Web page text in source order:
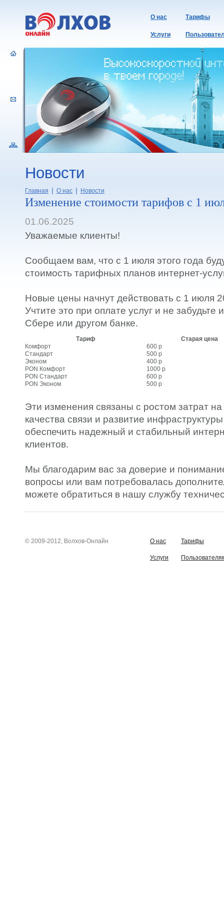
О нас Тарифы
Услуги
Новости
Главная | О нас | Новости
Изменение стоимости тарифов с 1
01.06.2025
Уважаемые клиенты!
Сообщаем вам, что с 1 июля этого года
стоимость тарифных планов интернет-
Новые цены начнут действовать с 1 июля
Учтите это при оплате услуг и не забудьте
Сбере или другом банке.
Тариф
Старая цена
Комфорт
600 р
Стандарт
500 р
Эконом
400 р
PON Комфорт
1000 р
PON Стандарт
600 р
PON Эконом
500 р
Эти изменения связаны с ростом затрат
качества связи и развитие
обеспечить надежный и стабильный
клиентов.
Мы благодарим вас за доверие и
вопросы или вам потребовалась
можете обратиться в нашу службу
© 2009-2012, Волхов-Онлайн О нас Тарифы
Услуги